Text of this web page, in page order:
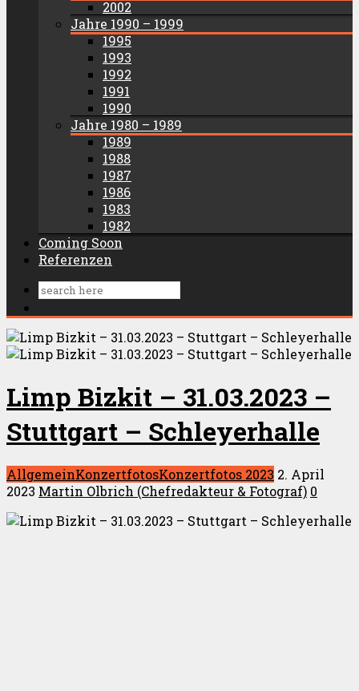
2002
Jahre 1990 – 1999
1995
1993
1992
1991
1990
Jahre 1980 – 1989
1989
1988
1987
1986
1983
1982
Coming Soon
Referenzen
Limp Bizkit – 31.03.2023 –
Stuttgart – Schleyerhalle
AllgemeinKonzertfotosKonzertfotos 2023 2. April
2023 Martin Olbrich (Chefredakteur & Fotograf) 0